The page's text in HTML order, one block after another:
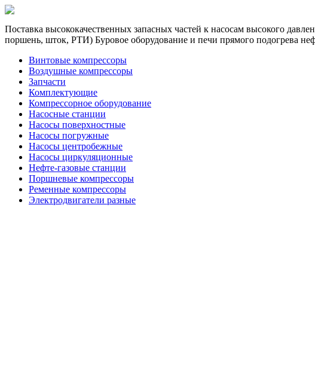
Поставка высококачественных запасных частей к насосам высокого
поршень, шток, РТИ) Буровое оборудование и печи прямого подогрева
Винтовые компрессоры
Воздушные компрессоры
Запчасти
Комплектующие
Компрессорное оборудование
Насосные станции
Насосы поверхностные
Насосы погружные
Насосы центробежные
Насосы циркуляционные
Нефте-газовые станции
Поршневые компрессоры
Ременные компрессоры
Электродвигатели разные